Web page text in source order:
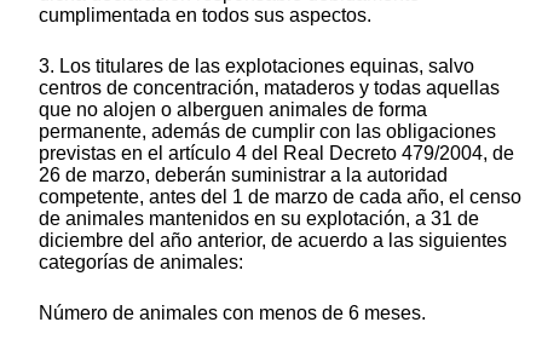
cumplimentada en todos sus aspectos.
3. Los titulares de las explotaciones equinas, salvo
centros de concentración, mataderos y todas aquellas
que no alojen o alberguen animales de forma
permanente, además de cumplir con las obligaciones
previstas en el artículo 4 del Real Decreto 479/2004, de
26 de marzo, deberán suministrar a la autoridad
competente, antes del 1 de marzo de cada año, el censo
de animales mantenidos en su explotación, a 31 de
diciembre del año anterior, de acuerdo a las siguientes
categorías de animales:
Número de animales con menos de 6 meses.